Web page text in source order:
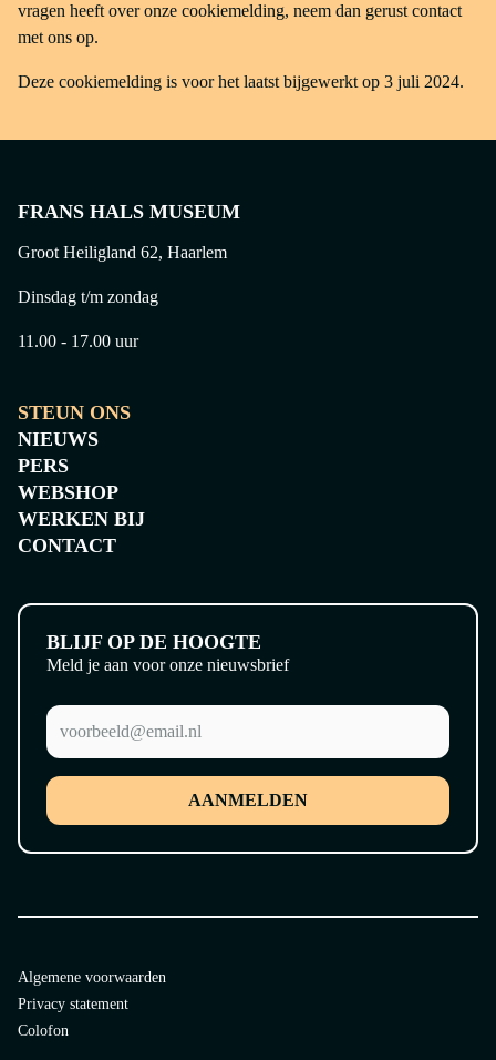
vragen heeft over onze cookiemelding, neem dan gerust contact
met ons op.
Deze cookiemelding is voor het laatst bijgewerkt op 3 juli 2024.
FRANS HALS MUSEUM
Groot Heiligland 62, Haarlem
Dinsdag t/m zondag
11.00 - 17.00 uur
STEUN ONS
NIEUWS
PERS
WEBSHOP
WERKEN BIJ
CONTACT
BLIJF OP DE HOOGTE
Meld je aan voor onze nieuwsbrief
AANMELDEN
Algemene voorwaarden
Privacy statement
Colofon